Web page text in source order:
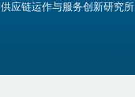
供应链运作与服务创新研究所